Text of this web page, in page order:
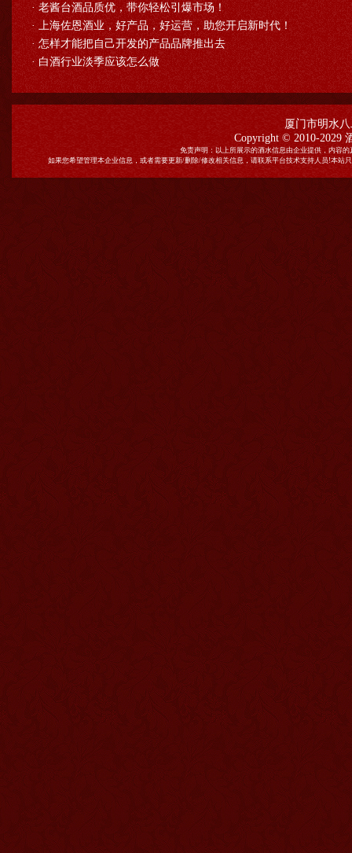
· 老酱台酒品质优，带你轻松引爆市场！
· 上海佐恩酒业，好产品，好运营，助您开启新时代！
· 怎样才能把自己开发的产品品牌推出去
· 白酒行业淡季应该怎么做
厦门市明水
Copyright © 2010-2029
免责声明：以上所展示的酒水信息由企业提供，内容
如果您希望管理本企业信息，或者需要更新/删除/修改相关信息，请联系平台技术支持人员!本